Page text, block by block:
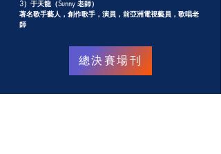
3）于天龍（Sunny 老師）
著名歌手藝人，創作歌手，演員，前亞洲電視藝員，歌唱老
師
總決賽場刊